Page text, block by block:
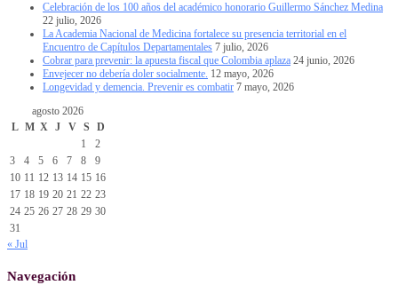
Celebración de los 100 años del académico honorario Guillermo Sánchez Medina
22 julio, 2026
La Academia Nacional de Medicina fortalece su presencia territorial en el
Encuentro de Capítulos Departamentales 7 julio, 2026
Cobrar para prevenir: la apuesta fiscal que Colombia aplaza 24 junio, 2026
Envejecer no debería doler socialmente. 12 mayo, 2026
Longevidad y demencia. Prevenir es combatir 7 mayo, 2026
agosto 2026
L M X J V S
D
1
2
3
4 5 6 7 8
9
10 11 12 13 14 15 16
17 18 19 20 21 22 23
24 25 26 27 28 29 30
31
« Jul
Navegación